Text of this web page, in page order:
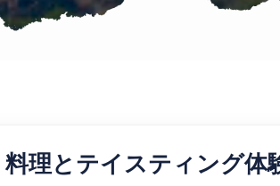
料理とテイスティング体